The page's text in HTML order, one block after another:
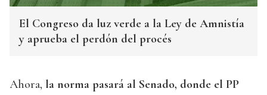
El Congreso da luz verde a la Ley de Amnistía
y aprueba el perdón del procés
Ahora, la norma pasará al Senado, donde el PP